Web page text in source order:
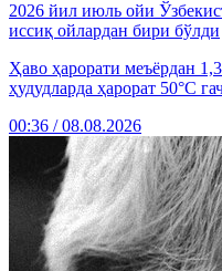
2026 йил июль ойи
иссиқ ойлардан бири бўлди
Ҳаво ҳарорати меъёрдан
ҳудудларда ҳарорат 50°C
00:36 / 08.08.2026